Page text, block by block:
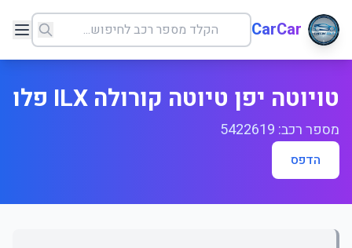
CarCar
טויוטה יפן טיוטה קורולה ILX פלו
מספר רכב: 5422619
הדפס